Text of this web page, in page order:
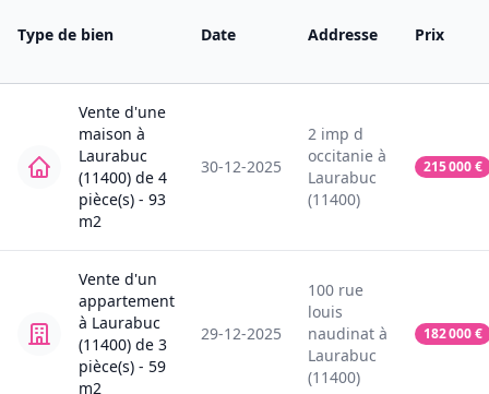
Type de bien Date Addresse Prix
Vente d'une
maison à
Laurabuc
(11400) de 4
pièce(s) - 93
m2
30-12-2025
2 imp d
occitanie à
Laurabuc
(11400)
215 000€
Vente d'un
appartement
à Laurabuc
(11400) de 3
pièce(s) - 59
m2
29-12-2025
100 rue
louis
naudinat à
Laurabuc
(11400)
182 000€